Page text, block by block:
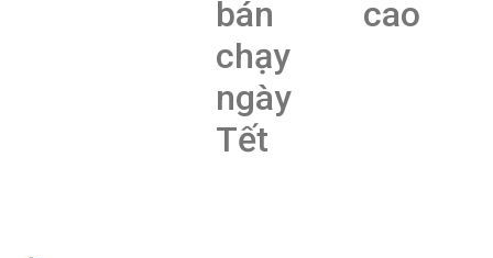
bán
chạy
ngày
Tết
cao